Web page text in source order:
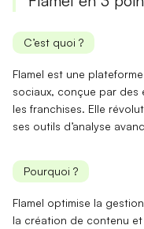
C’est quoi ?
Flamel est une plateforme
sociaux, conçue par des
les franchises. Elle
ses outils d’analyse
Pourquoi ?
Flamel optimise la gestion
la création de contenu